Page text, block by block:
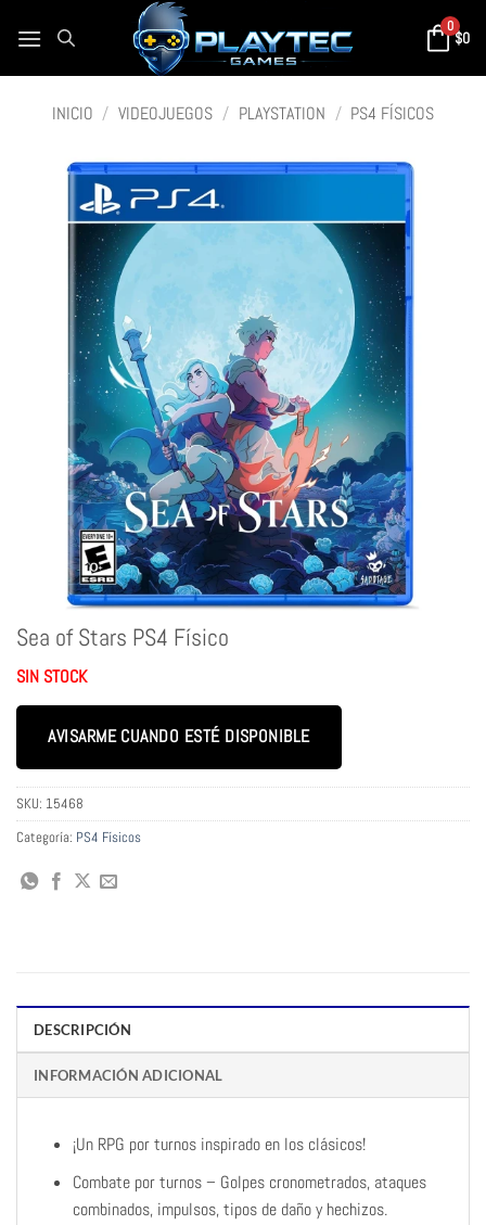
0
$0
INICIO / VIDEOJUEGOS / PLAYSTATION / PS4 FÍSICOS
Sea of Stars PS4 Físico
SIN STOCK
AVISARME CUANDO ESTÉ DISPONIBLE
SKU: 15468
Categoría: PS4 Físicos
DESCRIPCIÓN
INFORMACIÓN ADICIONAL
¡Un RPG por turnos inspirado en los clásicos!
Combate por turnos – Golpes cronometrados, ataques
combinados, impulsos, tipos de daño y hechizos.